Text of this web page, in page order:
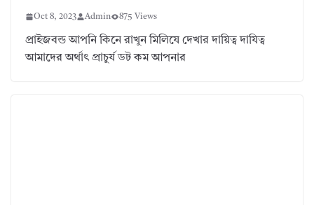
Oct 8, 2023 Admin 875 Views
প্রাইজবন্ড আপনি কিনে রাখুন মিলিযে দেখার দায়িত্ব দাযিত্ব
আমাদের অর্থাৎ প্রাচুর্য ডট কম আপনার